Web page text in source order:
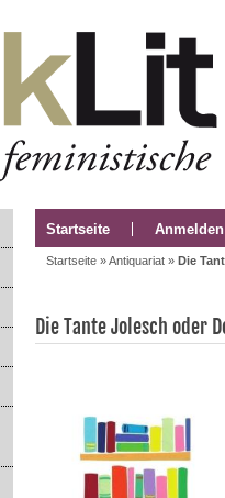
Startseite Anmelden
Startseite »Antiquariat » Die
Die Tante Jolesch oder